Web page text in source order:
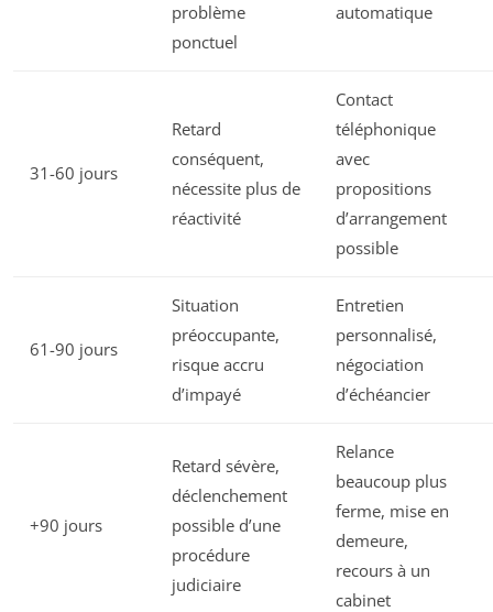
problème
ponctuel
automatique
31-60 jours
Retard
conséquent,
nécessite plus de
réactivité
Contact
téléphonique
avec
propositions
d’arrangement
possible
61-90 jours
Situation
préoccupante,
risque accru
d’impayé
Entretien
personnalisé,
négociation
d’échéancier
+90 jours
Retard sévère,
déclenchement
possible d’une
procédure
judiciaire
Relance
beaucoup plus
ferme, mise en
demeure,
recours à un
cabinet